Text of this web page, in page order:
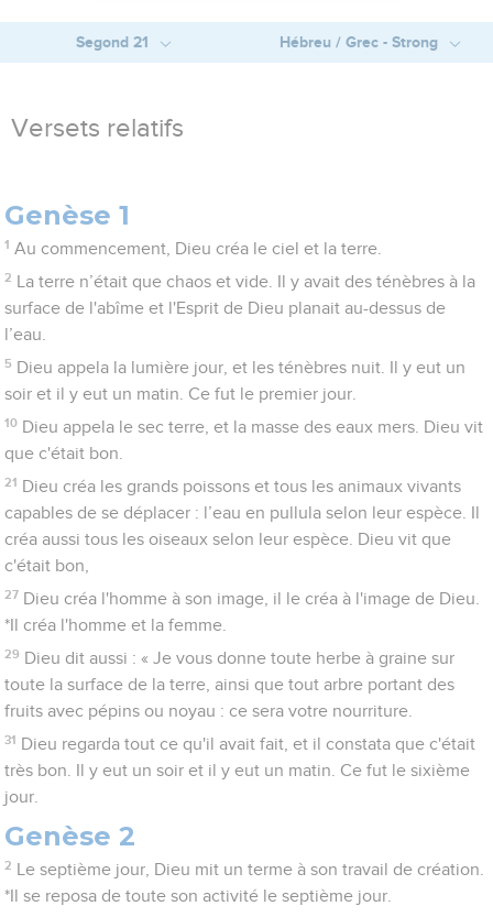
Segond 21 Hébreu / Grec - Strong
Versets relatifs
Genèse 1
1 Au commencement, Dieu créa le ciel et la terre.
2
La terre n’était que chaos et vide. Il y avait des ténèbres à la
surface de l'abîme et l'Esprit de Dieu planait au-dessus de
l’eau.
5 Dieu appela la lumière jour, et les ténèbres nuit. Il y eut un
soir et il y eut un matin. Ce fut le premier jour.
10 Dieu appela le sec terre, et la masse des eaux mers. Dieu vit
que c'était bon.
21 Dieu créa les grands poissons et tous les animaux vivants
capables de se déplacer : l’eau en pullula selon leur espèce. Il
créa aussi tous les oiseaux selon leur espèce. Dieu vit que
c'était bon,
27 Dieu créa l'homme à son image, il le créa à l'image de Dieu.
*Il créa l'homme et la femme.
29 Dieu dit aussi : « Je vous donne toute herbe à graine sur
toute la surface de la terre, ainsi que tout arbre portant des
fruits avec pépins ou noyau : ce sera votre nourriture.
31 Dieu regarda tout ce qu'il avait fait, et il constata que c'était
très bon. Il y eut un soir et il y eut un matin. Ce fut le sixième
jour.
Genèse 2
2
Le septième jour, Dieu mit un terme à son travail de création.
*Il se reposa de toute son activité le septième jour.